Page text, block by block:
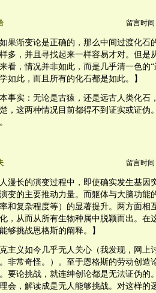
留言时间
如果渐变论是正确的，那么中间过渡化石
多，并且寻找起来一样容易才对。但是
看，情况并非如此，而是几乎清一色的
如此，而且所有的化石都是如此。】
事实：无论是古猿，还是远古人类化石
，这两种情况目前都得不到证实或证伪
留言时间
人漫长的演变过程中，即使确实发生基因
变的主要推动力量。而躯体与大脑功能
和复杂程度等）的显著提升。两方面相
，从而从所有生物种属中脱颖而出。在
够挑战恩格斯的阐释。】
主义如今几乎无人关心（我发现，网上
非常奇怪。）。至于恩格斯的劳动创造
要论挑战，就连绅创论都是无法证伪的
会，解读成是无人能够挑战。对这样的